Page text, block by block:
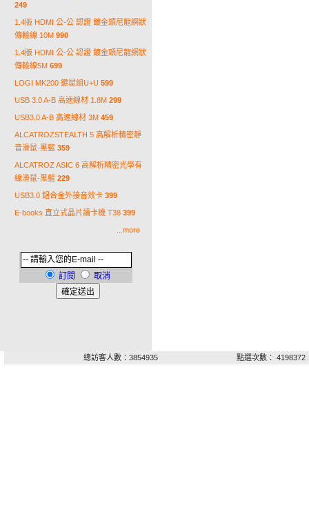
249
1.4版 HDMI 公-公 認證 鍍金頭尼龍網狀
傳輸線 10M 990
1.4版 HDMI 公-公 認證 鍍金頭尼龍網狀
傳輸線5M 699
LOGI MK200 鍵鼠組U+U 599
USB 3.0 A-B 高速線材 1.8M 299
USB3.0 A-B 高速線材 3M 459
ALCATROZSTEALTH 5 高解析精密靜
音滑鼠-黑藍 359
ALCATROZ ASIC 6 高解析精密光學有
線滑鼠-黑藍 229
USB3.0 鋁合金外接音效卡 399
E-books 直立式晶片讀卡機 T38 399
...more
訂閱 取消
總訪客人數：3854935 點選次數： 4198372